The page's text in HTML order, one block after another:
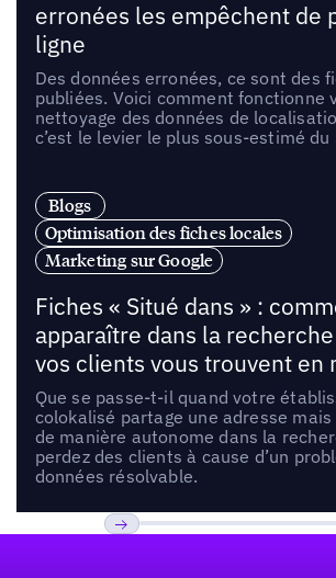
erronées les empêchent de
ligne
Des données erronées, ce sont des
publiées. Voici comment fonctionne
nettoyage des données de
c’est le levier le plus sous-estimé du
Blogs
Optimisation des fiches locales
Marketing sur Google
Fiches « Situé dans » :
apparaître dans la
vos clients vous trouvent en
Que se passe-t-il quand votre
colokalisé partage une adresse mais
de manière autonome dans la
perdez des clients à cause d’un
données résolvable.